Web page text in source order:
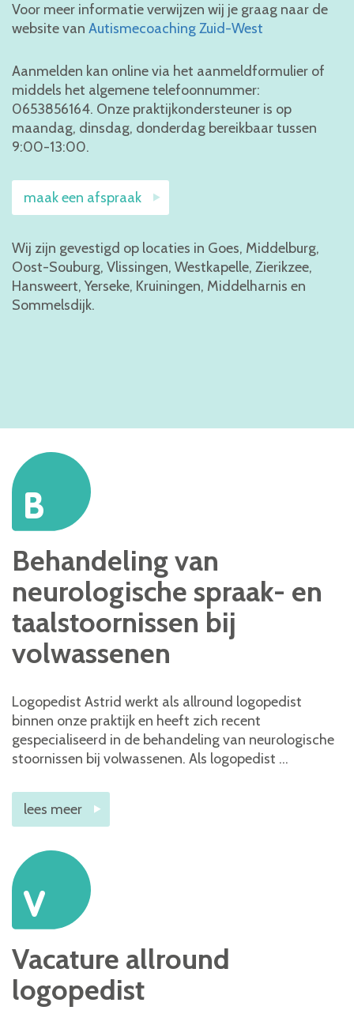
Voor meer informatie verwijzen wij je graag naar de
website van Autismecoaching Zuid-West
Aanmelden kan online via het aanmeldformulier of
middels het algemene telefoonnummer:
0653856164. Onze praktijkondersteuner is op
maandag, dinsdag, donderdag bereikbaar tussen
9:00-13:00.
maak een afspraak
Wij zijn gevestigd op locaties in Goes, Middelburg,
Oost-Souburg, Vlissingen, Westkapelle, Zierikzee,
Hansweert, Yerseke, Kruiningen, Middelharnis en
Sommelsdijk.
B
Behandeling van
neurologische spraak- en
taalstoornissen bij
volwassenen
Logopedist Astrid werkt als allround logopedist
binnen onze praktijk en heeft zich recent
gespecialiseerd in de behandeling van neurologische
stoornissen bij volwassenen. Als logopedist …
lees meer
V
Vacature allround
logopedist